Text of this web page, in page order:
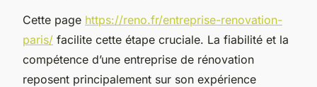
Cette page https://reno.fr/entreprise-renovation-
paris/ facilite cette étape cruciale. La fiabilité et la
compétence d’une entreprise de rénovation
reposent principalement sur son expérience